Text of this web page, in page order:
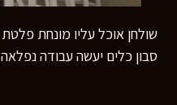
סבון כלים יעשה עבודה נפלאה